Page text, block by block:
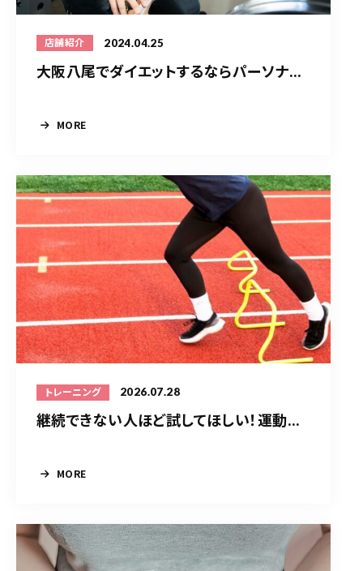
店舗紹介 2024.04.25
大阪八尾でダイエットするならパーソナ...
MORE
トレーニング 2026.07.28
継続できない人ほど試してほしい！運動...
MORE